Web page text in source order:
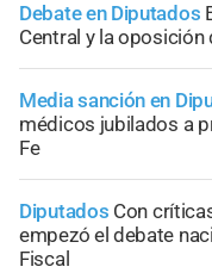
Debate en Diputados
Central y la oposición
Media sanción en
médicos jubilados a
Fe
Diputados Con
empezó el debate
Fiscal